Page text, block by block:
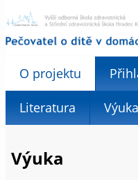
O projektu
Literatura Výuka
Výuka